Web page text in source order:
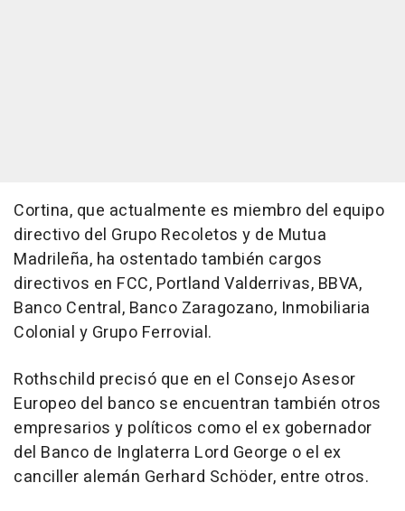
Cortina, que actualmente es miembro del equipo
directivo del Grupo Recoletos y de Mutua
Madrileña, ha ostentado también cargos
directivos en FCC, Portland Valderrivas, BBVA,
Banco Central, Banco Zaragozano, Inmobiliaria
Colonial y Grupo Ferrovial.
Rothschild precisó que en el Consejo Asesor
Europeo del banco se encuentran también otros
empresarios y políticos como el ex gobernador
del Banco de Inglaterra Lord George o el ex
canciller alemán Gerhard Schöder, entre otros.